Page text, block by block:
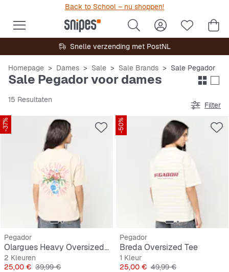
Back to School – nu shoppen!
Snelle verzending met PostNL
Homepage Dames Sale Sale Brands Sale Pegador
Sale Pegador voor dames
15 Resultaten
Filter
-37%
Pegador
Olargues Heavy Oversized Tee
2 Kleuren
Prijs
25,00 € Originele Prijs
39,99 €
-50%
Pegador
Breda Oversized Tee
1 Kleur
Prijs
25,00 € Originele Prijs
49,99 €